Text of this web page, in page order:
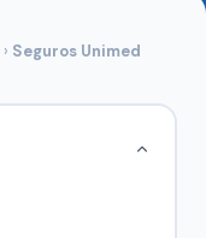
› Seguros Unimed